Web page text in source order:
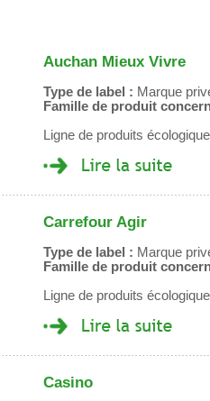
Auchan Mieux Vivre
Type de label : Marque
Famille de produit
Ligne de produits
Carrefour Agir
Type de label : Marque
Famille de produit
Ligne de produits
Casino